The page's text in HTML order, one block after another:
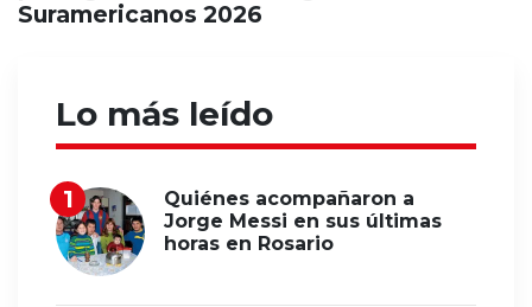
Suramericanos 2026
Lo más leído
Quiénes acompañaron a
Jorge Messi en sus últimas
horas en Rosario